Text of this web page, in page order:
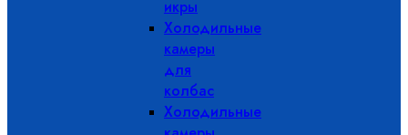
икры
Холодильные
камеры
для
колбас
Холодильные